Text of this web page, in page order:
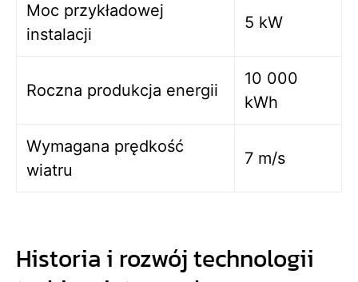
Moc przykładowej
instalacji
5 kW
Roczna produkcja energii
10 000
kWh
Wymagana prędkość
wiatru
7 m/s
Historia i rozwój technologii